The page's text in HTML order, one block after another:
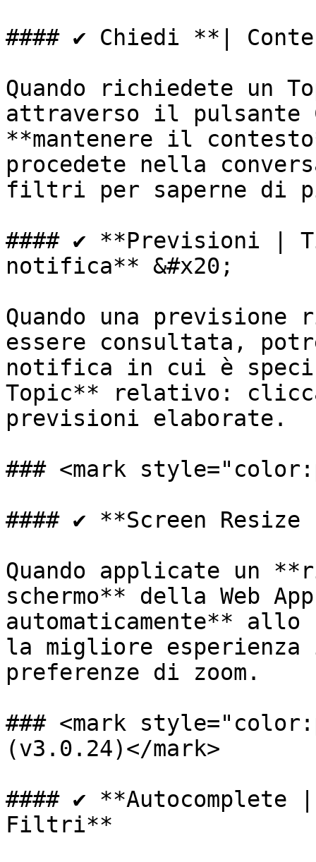
#### ✔️ Chiedi **|
Quando richiedete un
attraverso il pulsante
**mantenere il
procedete nella
filtri per saperne di
#### ✔️ **Previsioni |
notifica** &#x20;
Quando una
essere consultata,
notifica in cui è
Topic** relativo:
previsioni elaborate.
### <mark
#### ✔️ **Screen
Quando applicate un
schermo** della Web
automaticamente**
la migliore
preferenze di zoom.
### <mark
(v3.0.24)</mark>
#### ✔️
Filtri**